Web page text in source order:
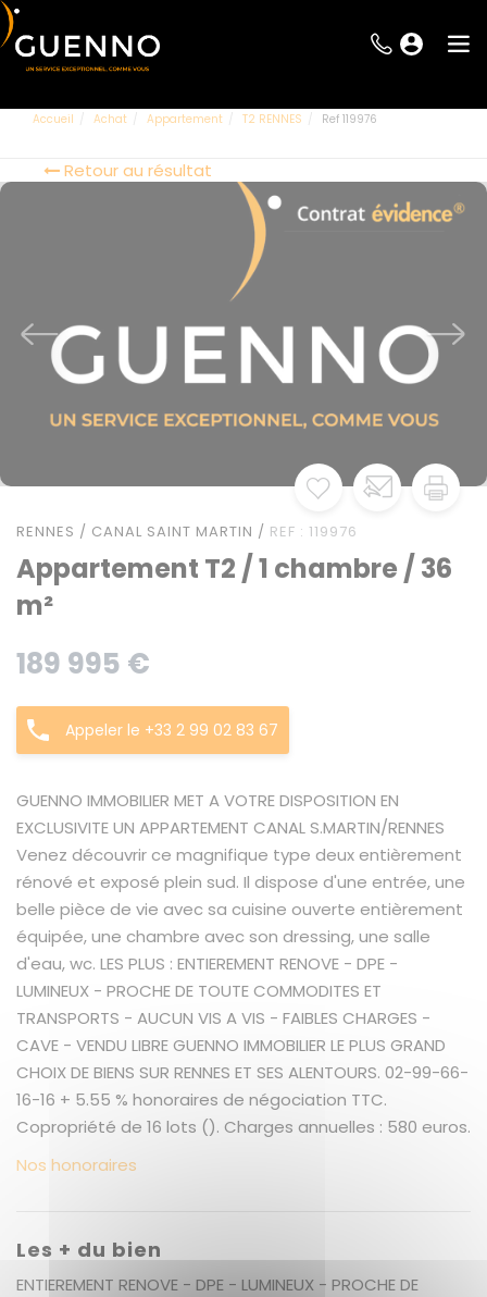
Accueil Achat Appartement T2 RENNES Ref 119976
Retour au résultat
RENNES / CANAL SAINT MARTIN / REF : 119976
Appartement T2 / 1 chambre / 36
m²
189 995 €
Appeler le +33 2 99 02 83 67
GUENNO IMMOBILIER MET A VOTRE DISPOSITION EN
EXCLUSIVITE UN APPARTEMENT CANAL S.MARTIN/RENNES
Venez découvrir ce magnifique type deux entièrement
rénové et exposé plein sud. Il dispose d'une entrée, une
belle pièce de vie avec sa cuisine ouverte entièrement
équipée, une chambre avec son dressing, une salle
d'eau, wc. LES PLUS : ENTIEREMENT RENOVE - DPE -
LUMINEUX - PROCHE DE TOUTE COMMODITES ET
TRANSPORTS - AUCUN VIS A VIS - FAIBLES CHARGES -
CAVE - VENDU LIBRE GUENNO IMMOBILIER LE PLUS GRAND
CHOIX DE BIENS SUR RENNES ET SES ALENTOURS. 02-99-66-
16-16 + 5.55 % honoraires de négociation TTC.
Copropriété de 16 lots (). Charges annuelles : 580 euros.
Nos honoraires
Les + du bien
ENTIEREMENT RENOVE - DPE - LUMINEUX - PROCHE DE